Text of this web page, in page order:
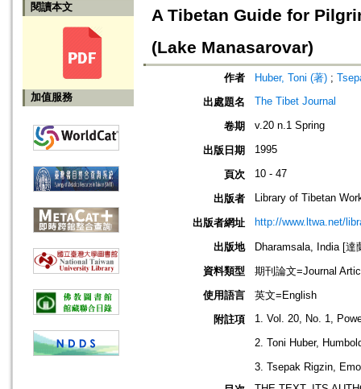
閱讀本文
加值服務
A Tibetan Guide for
(Lake Manasarovar)
作者 Huber, Toni (著) ;
出處題名
The Tibet Journal
卷期 v.20 n.1 Spring
出版日期 1995
頁次 10 - 47
出版者 Library of Tibetan
出版者網址 http://www.ltwa.net/
出版地
Dharamsala, India [達
資料類型
期刊論文=Journal
使用語言
英文=English
附註項
1. Vol. 20, No. 1,
2. Toni Huber,
3. Tsepak Rigzin,